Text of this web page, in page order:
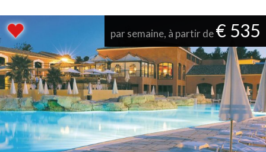
par semaine, à partir de€ 535